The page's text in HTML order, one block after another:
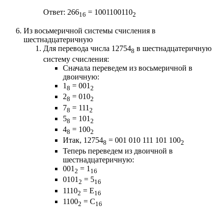
Ответ: 26616 = 10011001102
Из восьмеричной системы счисления в
шестнадцатеричную
Для перевода числа 127548 в шестнадцатеричную
систему счисления:
Сначала переведем из восьмеричной в
двоичную:
1 8 = 001 2
28 = 0102
78 = 111 2
58 = 101 2
48 = 1002
Итак, 127548 = 001 010 111 101 1002
Теперь переведем из двоичной в
шестнадцатеричную:
001 2 = 1 16
01012 = 516
11102 = E16
11002 = C16